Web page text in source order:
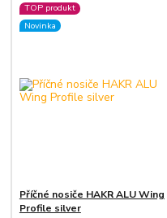
TOP produkt
Novinka
Příčné nosiče HAKR ALU Wing
Profile silver